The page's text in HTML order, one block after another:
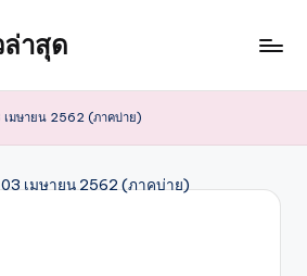
าสุด
เมษายน 2562 (ภาคบ่าย)